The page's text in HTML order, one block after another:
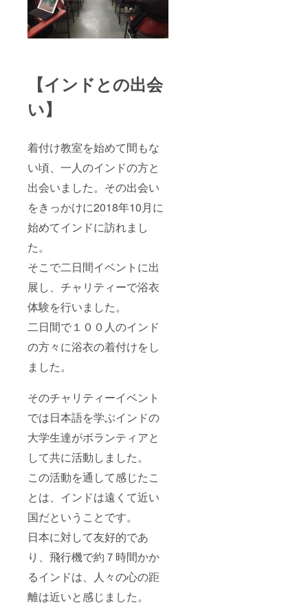
【インドとの出会
い】
着付け教室を始めて間もな
い頃、一人のインドの方と
出会いました。その出会い
をきっかけに2018年10月に
始めてインドに訪れまし
た。
そこで二日間イベントに出
展し、チャリティーで浴衣
体験を行いました。
二日間で１００人のインド
の方々に浴衣の着付けをし
ました。
そのチャリティーイベント
では日本語を学ぶインドの
大学生達がボランティアと
して共に活動しました。
この活動を通して感じたこ
とは、インドは遠くて近い
国だということです。
日本に対して友好的であ
り、飛行機で約７時間かか
るインドは、人々の心の距
離は近いと感じました。